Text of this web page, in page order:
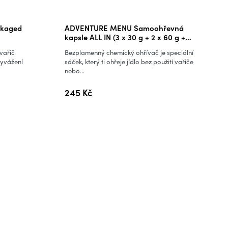
ADVENTURE MENU Samoohřevná
kapsle ALL IN (3 x 30 g + 2 x 60 g +
245 Kč
Bezplamenný chemický ohřívač je speciální
sáček, který ti ohřeje jídlo bez použití vařiče
nebo...